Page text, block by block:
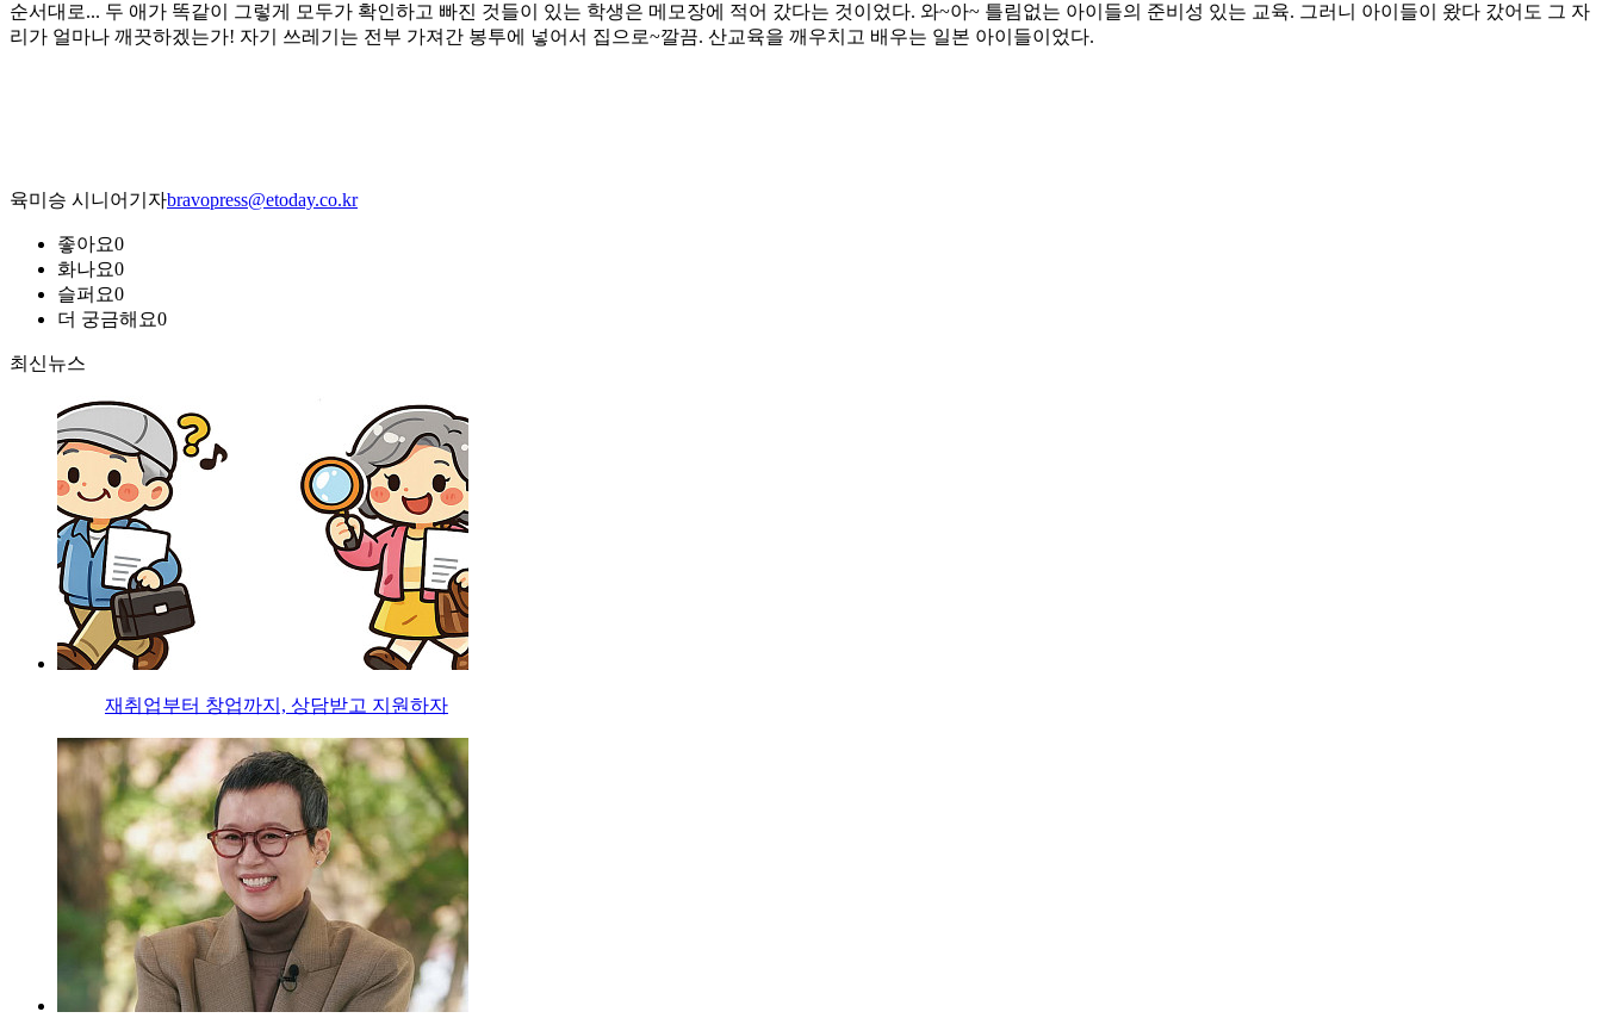
순서대로... 두 애가 똑같이 그렇게 모두가 확인하고 빠진 것들이 있는 학생은 메모장에 적어 갔다는 것이었다. 와~아~ 틀림없는 아이들의 준비성 있는 교육. 그러니 아이들이 왔다 갔어도 그 자
리가 얼마나 깨끗하겠는가! 자기 쓰레기는 전부 가져간 봉투에 넣어서 집으로~깔끔. 산교육을 깨우치고 배우는 일본 아이들이었다.
육미승 시니어기자bravopress@etoday.co.kr
좋아요0
화나요0
슬퍼요0
더 궁금해요0
최신뉴스
재취업부터 창업까지, 상담받고 지원하자